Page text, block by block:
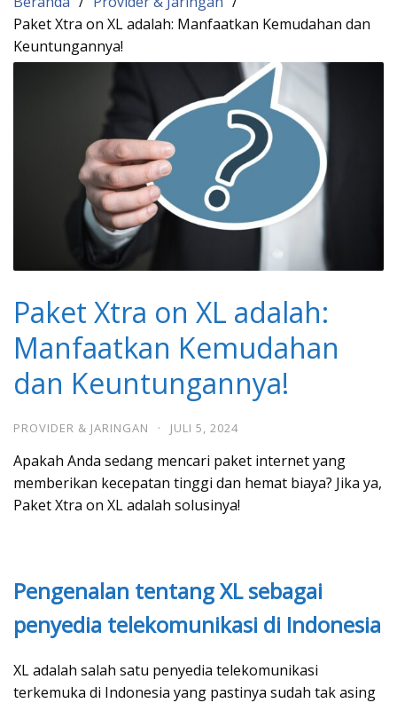
Paket Xtra on XL adalah: Manfaatkan Kemudahan dan
Keuntungannya!
Paket Xtra on XL adalah:
Manfaatkan Kemudahan
dan Keuntungannya!
PROVIDER & JARINGAN · JULI 5, 2024
Apakah Anda sedang mencari paket internet yang
memberikan kecepatan tinggi dan hemat biaya? Jika ya,
Paket Xtra on XL adalah solusinya!
Pengenalan tentang XL sebagai
penyedia telekomunikasi di Indonesia
XL adalah salah satu penyedia telekomunikasi
terkemuka di Indonesia yang pastinya sudah tak asing